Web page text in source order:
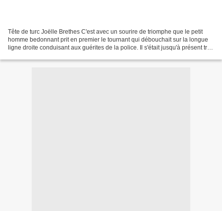
Tête de turc Joëlle Brethes C'est avec un sourire de triomphe que le petit
homme bedonnant prit en premier le tournant qui débouchait sur la longue
ligne droite conduisant aux guérites de la police. Il s'était jusqu'à présent très